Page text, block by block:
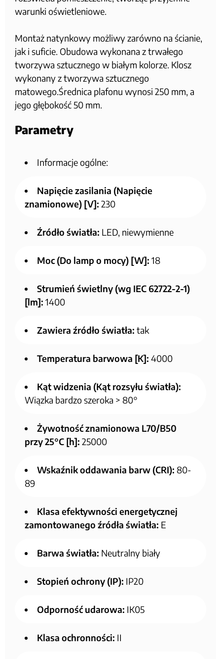
warunki oświetleniowe.
Montaż natynkowy możliwy zarówno na ścianie,
jak i suficie. Obudowa wykonana z trwałego
tworzywa sztucznego w białym kolorze. Klosz
wykonany z tworzywa sztucznego
matowego.Średnica plafonu wynosi 250 mm, a
jego głębokość 50 mm.
Parametry
Informacje ogólne:
Napięcie zasilania (Napięcie
znamionowe) [V]: 230
Źródło światła: LED, niewymienne
Moc (Do lamp o mocy) [W]: 18
Strumień świetlny (wg IEC 62722-2-1)
[lm]: 1400
Zawiera źródło światła: tak
Temperatura barwowa [K]: 4000
Kąt widzenia (Kąt rozsyłu światła):
Wiązka bardzo szeroka > 80°
Żywotność znamionowa L70/B50
przy 25°C [h]: 25000
Wskaźnik oddawania barw (CRI): 80-
89
Klasa efektywności energetycznej
zamontowanego źródła światła: E
Barwa światła: Neutralny biały
Stopień ochrony (IP): IP20
Odporność udarowa: IK05
Klasa ochronności: II